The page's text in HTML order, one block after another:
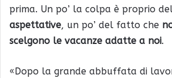
prima. Un po’ la colpa è proprio
aspettative, un po’ del fatto che
scelgono le vacanze adatte a noi.
«Dopo la grande abbuffata di